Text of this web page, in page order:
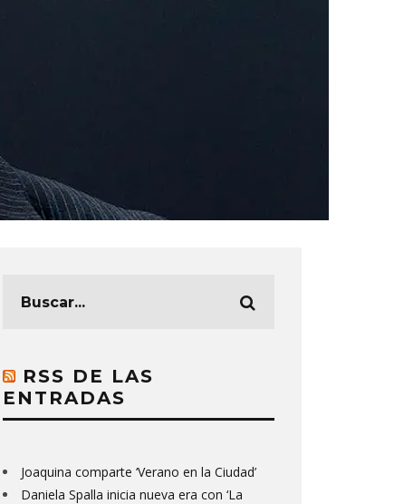
RSS DE LAS
ENTRADAS
Joaquina comparte ‘Verano en la Ciudad’
Daniela Spalla inicia nueva era con ‘La